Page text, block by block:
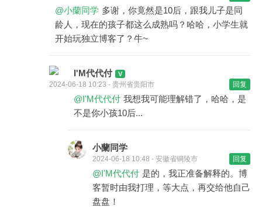
@小蘭同学 多谢，你竟然是10后，跟我儿子是同
龄人，现在的孩子都这么成熟吗？哈哈，小学生就
开始玩独立博客了？牛~
I'M代代付
2024-06-18 10:23 - 贵州省贵阳市 回复
@I'M代代付 我想我可能理解错了，哈哈，是
不是你小孩10后...
小蘭同学
2024-06-18 10:48 - 安徽省铜陵市 回复
@I'M代代付 是的，我正准备解释的。博
客暂时由我打理，等大点，再交给他自己
盘盘！